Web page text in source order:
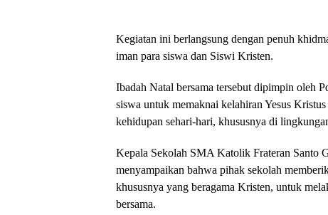
Kegiatan ini berlangsung dengan penuh
iman para siswa dan Siswi Kristen.
Ibadah Natal bersama tersebut dipimpin oleh
siswa untuk memaknai kelahiran Yesus
kehidupan sehari-hari, khususnya di
Kepala Sekolah SMA Katolik Frateran Santo
menyampaikan bahwa pihak sekolah
khususnya yang beragama Kristen, untuk
bersama.